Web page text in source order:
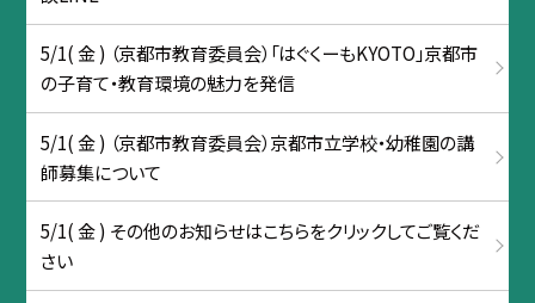
5/1( 金 ) （京都市教育委員会）「はぐくーもKYOTO」京都市
の子育て・教育環境の魅力を発信
5/1( 金 ) （京都市教育委員会）京都市立学校・幼稚園の講
師募集について
5/1( 金 ) その他のお知らせはこちらをクリックしてご覧くだ
さい